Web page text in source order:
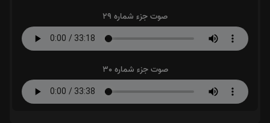
صوت جزء شماره 29
صوت جزء شماره 30